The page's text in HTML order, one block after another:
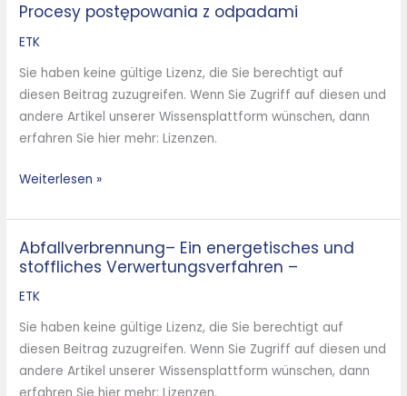
Procesy postępowania z odpadami
ETK
Sie haben keine gültige Lizenz, die Sie berechtigt auf
diesen Beitrag zuzugreifen. Wenn Sie Zugriff auf diesen und
andere Artikel unserer Wissensplattform wünschen, dann
erfahren Sie hier mehr: Lizenzen.
Procesy
postępowania
odpadami
Weiterlesen »
Abfallverbrennung– Ein energetisches und
stoffliches Verwertungsverfahren –
ETK
Sie haben keine gültige Lizenz, die Sie berechtigt auf
diesen Beitrag zuzugreifen. Wenn Sie Zugriff auf diesen und
andere Artikel unserer Wissensplattform wünschen, dann
Abfallverbrennung–
Ein
energetisches
stoffliches
Verwertungsverfahren
–